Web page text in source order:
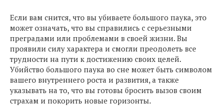
Если вам снится, что вы убиваете большого паука, это
может означать, что вы справились с серьезными
преградами или проблемами в своей жизни. Вы
проявили силу характера и смогли преодолеть все
трудности на пути к достижению своих целей.
Убийство большого паука во сне может быть символом
вашего внутреннего роста и развития, а также
указывать на то, что вы готовы бросить вызов своим
страхам и покорить новые горизонты.